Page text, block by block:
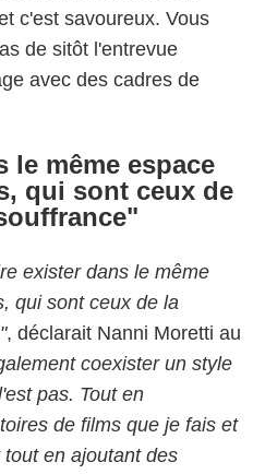
c'est savoureux. Vous
de sitôt l'entrevue
avec des cadres de
le même espace
qui sont ceux de
exister dans le même
qui sont ceux de la
, déclarait Nanni Moretti au
coexister un style
pas. Tout en
de films que je fais et
en ajoutant des